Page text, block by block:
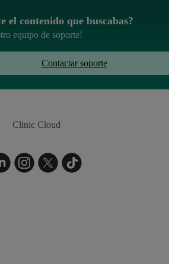
el contenido que buscabas?
equipo de soporte!
Contactar soporte
Clinic Cloud